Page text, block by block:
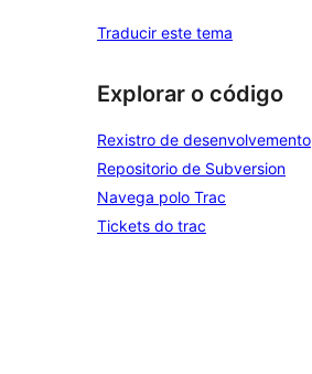
Traducir este tema
Explorar o código
Rexistro de desenvolvemento
Repositorio de Subversion
Navega polo Trac
Tickets do trac